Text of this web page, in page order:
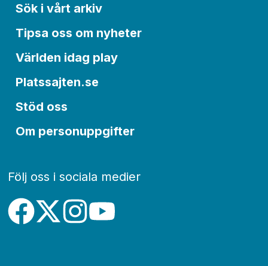
Sök i vårt arkiv
Tipsa oss om nyheter
Världen idag play
Platssajten.se
Stöd oss
Om personuppgifter
Följ oss i sociala medier